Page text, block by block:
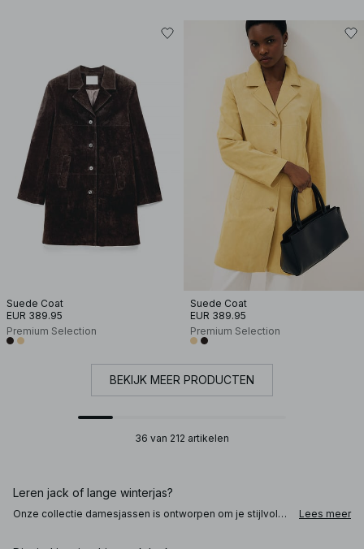
Suede Coat
EUR 389.95
Premium Selection
Suede Coat
EUR 389.95
Premium Selection
BEKIJK MEER PRODUCTEN
36 van 212 artikelen
Leren jack of lange winterjas?
Onze collectie damesjassen is ontworpen om je stijlvol
Lees meer